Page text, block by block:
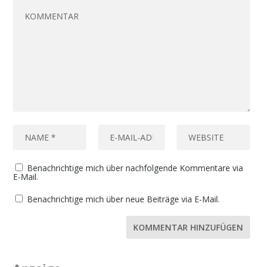
Benachrichtige mich über nachfolgende Kommentare via
E-Mail.
Benachrichtige mich über neue Beiträge via E-Mail.